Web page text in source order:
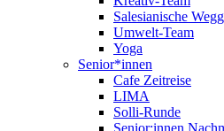
Salesianische
Umwelt-Team
Yoga
Senior*innen
Cafe Zeitreise
LIMA
Solli-Runde
Senior:innen